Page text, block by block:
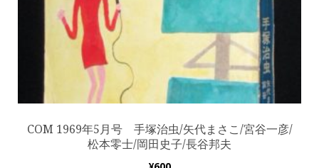
COM 1969年5月号 手塚治虫/矢代まさこ/宮谷一彦/
松本零士/岡田史子/長谷邦夫